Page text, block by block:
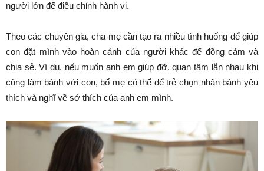
người lớn để điều chỉnh hành vi.
Theo các chuyên gia, cha mẹ cần tạo ra nhiều tình huống để giúp
con đặt mình vào hoàn cảnh của người khác để đồng cảm và
chia sẻ. Ví dụ, nếu muốn anh em giúp đỡ, quan tâm lẫn nhau khi
cùng làm bánh với con, bố mẹ có thể để trẻ chọn nhân bánh yêu
thích và nghĩ về sở thích của anh em mình.